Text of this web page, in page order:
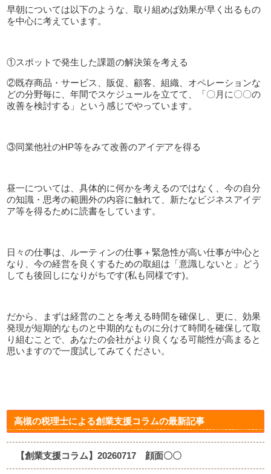
早朝については以下のような、取り組めば効果が早く出るもの
を中心に考えています。
①スポットで発生した課題の解決策を考える
②既存商品・サービス、販促、顧客、組織、オペレーションな
どの分野毎に、年間でスケジュールを立てて、「〇月に〇〇の
改善を検討する」という感じでやっています。
③同業他社のHP等をみて改善のアイデアを得る
昼一については、具体的に何かを考えるのではなく、今の自分
の知識・思考の範囲外の内容に触れて、新たなビジネスアイデ
ア等を得るために読書をしています。
日々の仕事は、ルーティンの仕事＋緊急性が高い仕事が中心と
なり、今の経営を良くするための取組は「意識しないと」どう
しても後回しになりがちです(私も同様です)。
だから、まずは経営のことを考える時間を確保し、更に、効果
発現が短期的なものと中期的なものに分けて時間を確保して取
り組むことで、あなたの会社がより良くなる可能性が高まると
思いますので一度試してみてください。
高槻の税理士による創業支援コラムの最新記事
【創業支援コラム】20260717 顔面〇〇